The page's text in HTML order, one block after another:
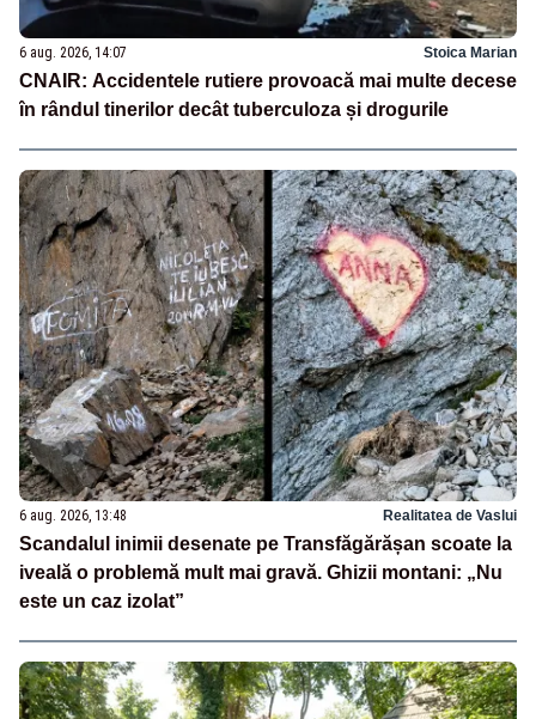
6 aug. 2026, 14:07 Stoica Marian
CNAIR: Accidentele rutiere provoacă mai multe decese
în rândul tinerilor decât tuberculoza și drogurile
6 aug. 2026, 13:48 Realitatea de Vaslui
Scandalul inimii desenate pe Transfăgărășan scoate la
iveală o problemă mult mai gravă. Ghizii montani: „Nu
este un caz izolat”